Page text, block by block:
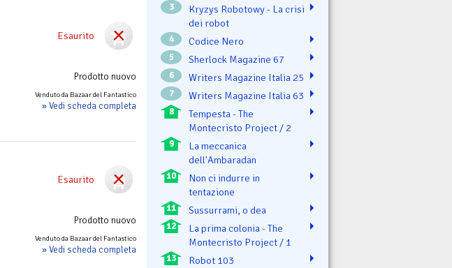
Esaurito
Prodotto nuovo
Venduto da Bazaar del Fantastico
» Vedi scheda completa
Esaurito
Prodotto nuovo
Venduto da Bazaar del Fantastico
» Vedi scheda completa
3
Kryzys Robotowy - La crisi
dei robot
4 Codice Nero
5 Sherlock Magazine 67
6 Writers Magazine Italia 25
7 Writers Magazine Italia 63
8
Tempesta - The
Montecristo Project / 2
9
La meccanica
dell'Ambaradan
10
Non ci indurre in
tentazione
11 Sussurrami, o dea
12
La prima colonia - The
Montecristo Project / 1
13 Robot 103